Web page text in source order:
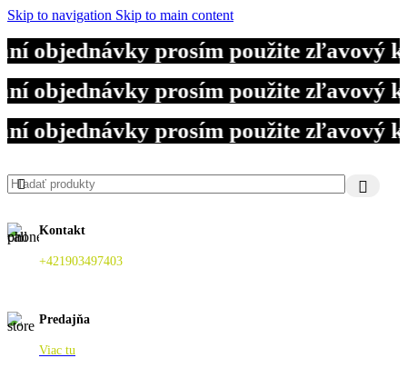
Skip to navigation Skip to main content
prosím použite zľavový
prosím použite zľavový
prosím použite zľavový
Kontakt
+421903497403
Predajňa
Viac tu